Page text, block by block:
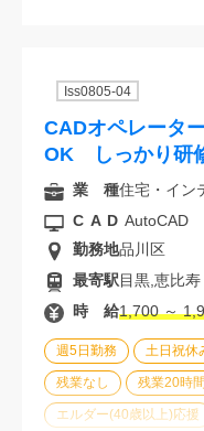
Iss0805-04
CADオペレータ
OK しっかり研
週5日勤務 土日祝休
残業なし 残業20時
エルダー(40歳以上)応援
業 種住宅・イン
CAD AutoCAD
勤務地品川区
最寄駅目黒,恵比寿
時 給1,700 ～